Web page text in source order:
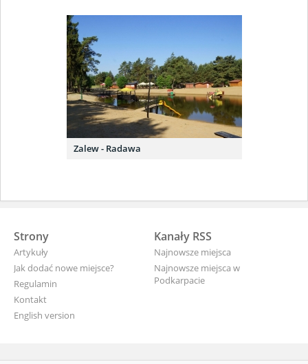
Zalew - Radawa
Strony
Artykuły
Jak dodać nowe miejsce?
Regulamin
Kontakt
English version
Kanały RSS
Najnowsze miejsca
Najnowsze miejsca w
Podkarpacie